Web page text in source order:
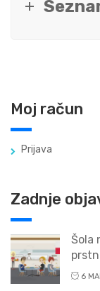
Moj račun
Prijava
Zadnje
Šola
6